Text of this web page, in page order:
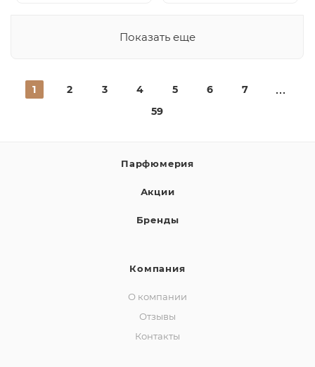
Показать еще
1 2 3 4 5 6
7
59
Парфюмерия
Акции
Бренды
Компания
О компании
Отзывы
Контакты